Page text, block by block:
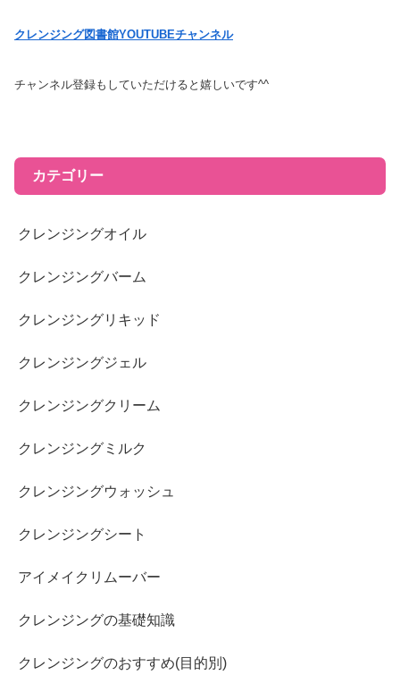
クレンジング図書館YOUTUBEチャンネル
チャンネル登録もしていただけると嬉しいです^^
カテゴリー
クレンジングオイル
クレンジングバーム
クレンジングリキッド
クレンジングジェル
クレンジングクリーム
クレンジングミルク
クレンジングウォッシュ
クレンジングシート
アイメイクリムーバー
クレンジングの基礎知識
クレンジングのおすすめ(目的別)